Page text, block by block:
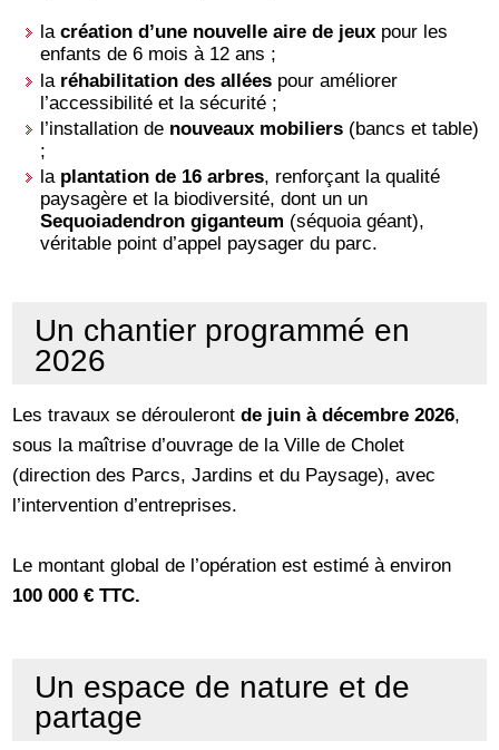
lacréation d’une nouvelle aire de jeux pour les
enfants de 6 mois à 12 ans ;
la réhabilitation des allées pour améliorer
l’accessibilité et la sécurité ;
l’installation de nouveaux mobiliers (bancs et table)
;
la plantation de 16 arbres, renforçant la qualité
paysagère et la biodiversité, dont un un
Sequoiadendron giganteum (séquoia géant),
véritable point d’appel paysager du parc.
Un chantier programmé en
2026
Les travaux se déroulerontde juin à décembre 2026,
sous la maîtrise d’ouvrage de la Ville de Cholet
(direction des Parcs, Jardins et du Paysage), avec
l’intervention d’entreprises.
Le montant global de l’opération est estimé à environ
100 000 € TTC.
Un espace de nature et de
partage